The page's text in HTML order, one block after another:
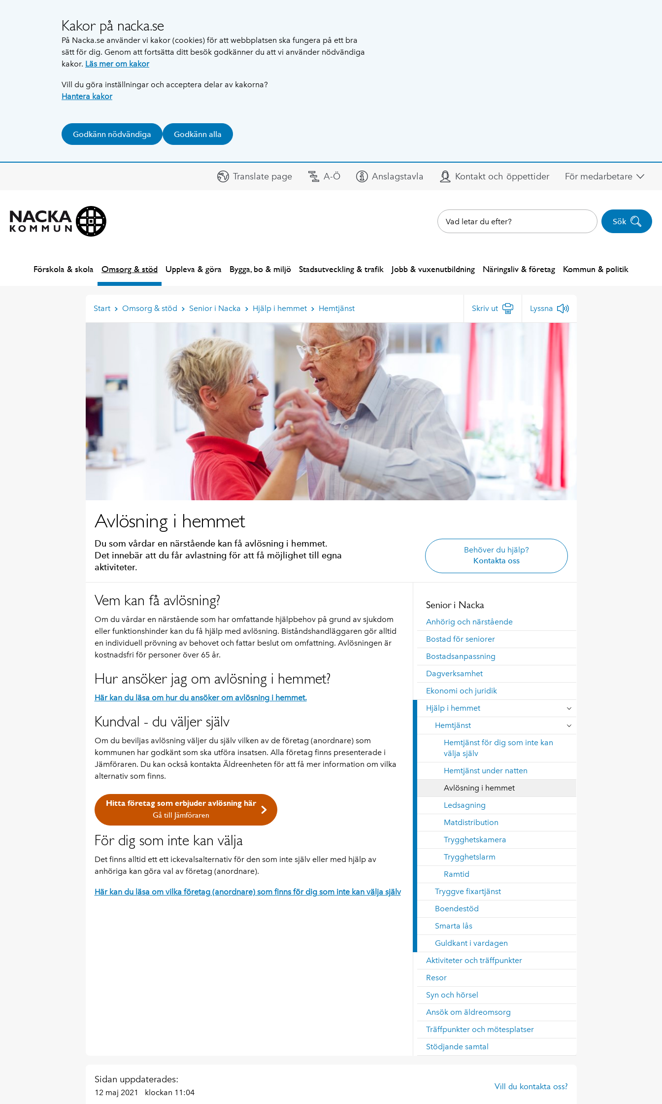
Kakor på nacka.se
På Nacka.se använder vi kakor (cookies) för att webbplatsen ska fungera på ett bra
sätt för dig. Genom att fortsätta ditt besök godkänner du att vi använder nödvändiga
kakor. Läs mer om kakor
Vill du göra inställningar och acceptera delar av kakorna?
Hantera kakor
Godkänn nödvändiga Godkänn alla
Translate page A-Ö Anslagstavla Kontakt och öppettider För medarbetare
Sök
Förskola & skola Omsorg & stöd Uppleva & göra Bygga, bo & miljö Stadsutveckling & trafik Jobb & vuxenutbildning Näringsliv & företag Kommun & politik
Start Omsorg & stöd Senior i Nacka Hjälp i hemmet Hemtjänst Skriv ut Lyssna
Avlösning i hemmet
Du som vårdar en närstående kan få avlösning i hemmet.
Det innebär att du får avlastning för att få möjlighet till egna
aktiviteter.
Behöver du hjälp?
Kontakta oss
Senior i Nacka
Anhörig och närstående
Bostad för seniorer
Bostadsanpassning
Dagverksamhet
Ekonomi och juridik
Hjälp i hemmet
Hemtjänst
Hemtjänst för dig som inte kan
välja själv
Hemtjänst under natten
Avlösning i hemmet
Ledsagning
Matdistribution
Trygghetskamera
Trygghetslarm
Ramtid
Tryggve fixartjänst
Boendestöd
Smarta lås
Guldkant i vardagen
Aktiviteter och träffpunkter
Resor
Syn och hörsel
Ansök om äldreomsorg
Träffpunkter och mötesplatser
Stödjande samtal
Vem kan få avlösning?
Om du vårdar en närstående som har omfattande hjälpbehov på grund av sjukdom
eller funktionshinder kan du få hjälp med avlösning. Biståndshandläggaren gör alltid
en individuell prövning av behovet och fattar beslut om omfattning. Avlösningen är
kostnadsfri för personer över 65 år.
Hur ansöker jag om avlösning i hemmet?
Här kan du läsa om hur du ansöker om avlösning i hemmet.
Kundval - du väljer själv
Om du beviljas avlösning väljer du själv vilken av de företag (anordnare) som
kommunen har godkänt som ska utföra insatsen. Alla företag finns presenterade i
Jämföraren. Du kan också kontakta Äldreenheten för att få mer information om vilka
alternativ som finns.
Hitta företag som erbjuder avlösning här
Gå till Jämföraren
För dig som inte kan välja
Det finns alltid ett ett ickevalsalternativ för den som inte själv eller med hjälp av
anhöriga kan göra val av företag (anordnare).
Här kan du läsa om vilka företag (anordnare) som finns för dig som inte kan välja själv
Sidan uppdaterades:
12 maj 2021 klockan 11:04
Vill du kontakta oss?